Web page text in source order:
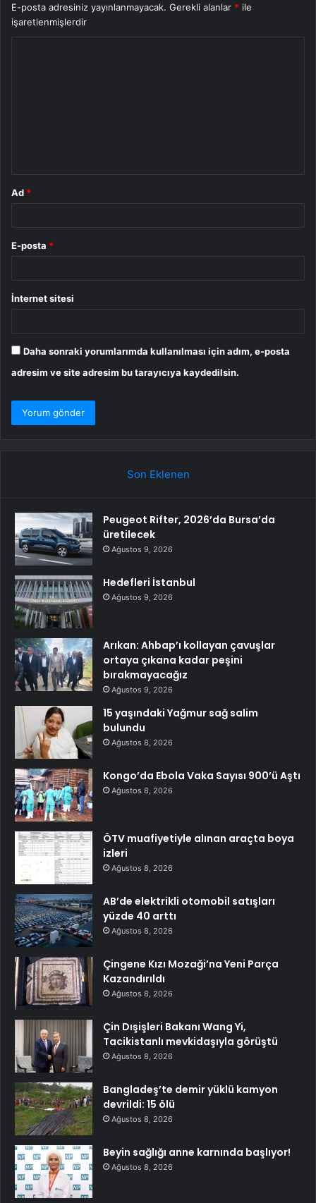
E-posta adresiniz yayınlanmayacak. Gerekli alanlar * ile
işaretlenmişlerdir
Ad *
E-posta *
İnternet sitesi
Daha sonraki yorumlarımda kullanılması için adım, e-posta
adresim ve site adresim bu tarayıcıya kaydedilsin.
Son Eklenen
Peugeot Rifter, 2026’da Bursa’da
üretilecek
Ağustos 9, 2026
Hedefleri İstanbul
Ağustos 9, 2026
Arıkan: Ahbap’ı kollayan çavuşlar
ortaya çıkana kadar peşini
bırakmayacağız
Ağustos 9, 2026
15 yaşındaki Yağmur sağ salim
bulundu
Ağustos 8, 2026
Kongo’da Ebola Vaka Sayısı 900’ü Aştı
Ağustos 8, 2026
ÖTV muafiyetiyle alınan araçta boya
izleri
Ağustos 8, 2026
AB’de elektrikli otomobil satışları
yüzde 40 arttı
Ağustos 8, 2026
Çingene Kızı Mozaği’na Yeni Parça
Kazandırıldı
Ağustos 8, 2026
Çin Dışişleri Bakanı Wang Yi,
Tacikistanlı mevkidaşıyla görüştü
Ağustos 8, 2026
Bangladeş’te demir yüklü kamyon
devrildi: 15 ölü
Ağustos 8, 2026
Beyin sağlığı anne karnında başlıyor!
Ağustos 8, 2026